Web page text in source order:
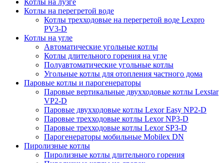
Котлы на лузге
Котлы на перегретой воде
Котлы трехходовые на перегретой воде Lexpro
PV3-D
Котлы на угле
Автоматические угольные котлы
Котлы длительного горения на угле
Полуавтоматические угольные котлы
Угольные котлы для отопления частного дома
Паровые котлы и парогенераторы
Паровые вертикальные двухходовые котлы Lexstar
VP2-D
Паровые двухходовые котлы Lexor Easy NP2-D
Паровые трехходовые котлы Lexor NP3-D
Паровые трехходовые котлы Lexor SP3-D
Парогенераторы мобильные Mobilex DN
Пиролизные котлы
Пиролизные котлы длительного горения